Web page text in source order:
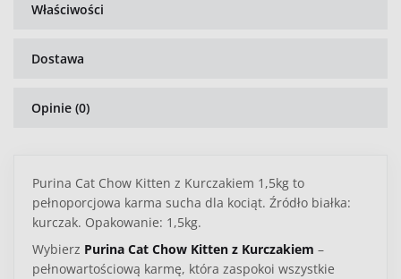
Właściwości
Dostawa
Opinie (0)
Purina Cat Chow Kitten z Kurczakiem 1,5kg to
pełnoporcjowa karma sucha dla kociąt. Źródło białka:
kurczak. Opakowanie: 1,5kg.
Wybierz Purina Cat Chow Kitten z Kurczakiem –
pełnowartościową karmę, która zaspokoi wszystkie